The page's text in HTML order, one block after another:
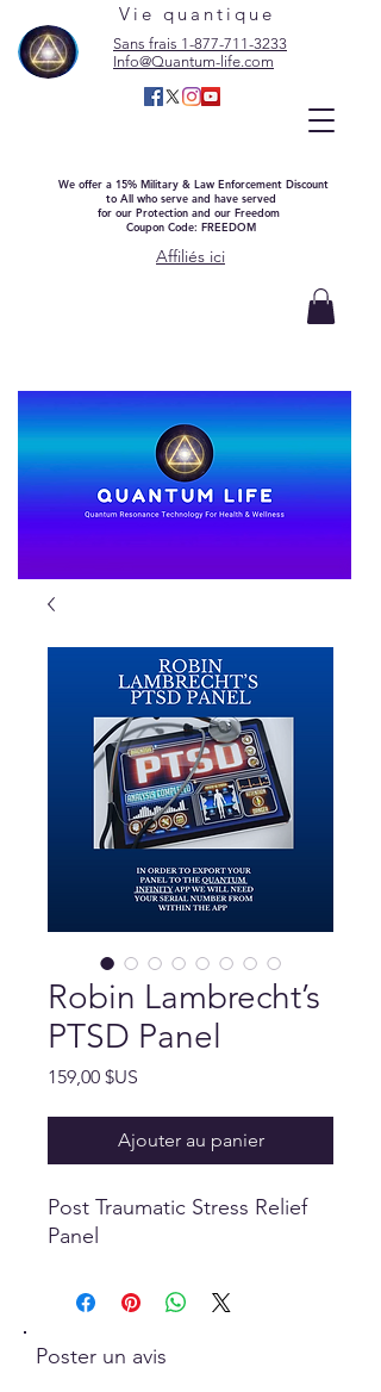
Vie quantique
Sans frais 1-877-711-3233
Info@Quantum-life.com
We offer a 15% Military & Law Enforcement Discount
to All who serve and have served
for our Protection and our Freedom
Coupon Code: FREEDOM
Affiliés ici
Robin Lambrecht’s
PTSD Panel
159,00 $US
Ajouter au panier
Post Traumatic Stress Relief
Panel
Poster un avis